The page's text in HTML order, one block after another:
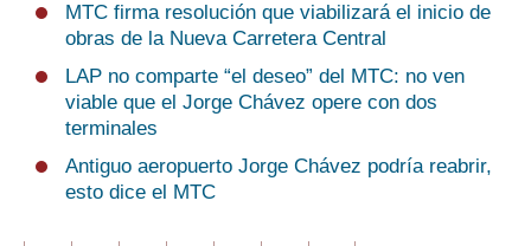
MTC firma resolución que viabilizará el inicio de
obras de la Nueva Carretera Central
LAP no comparte “el deseo” del MTC: no ven
viable que el Jorge Chávez opere con dos
terminales
Antiguo aeropuerto Jorge Chávez podría reabrir,
esto dice el MTC